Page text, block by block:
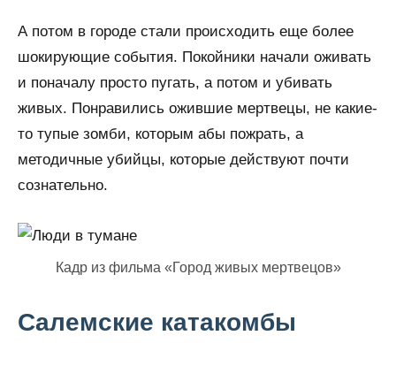
А потом в городе стали происходить еще более
шокирующие события. Покойники начали оживать
и поначалу просто пугать, а потом и убивать
живых. Понравились ожившие мертвецы, не какие-
то тупые зомби, которым абы пожрать, а
методичные убийцы, которые действуют почти
сознательно.
Кадр из фильма «Город живых мертвецов»
Салемские катакомбы